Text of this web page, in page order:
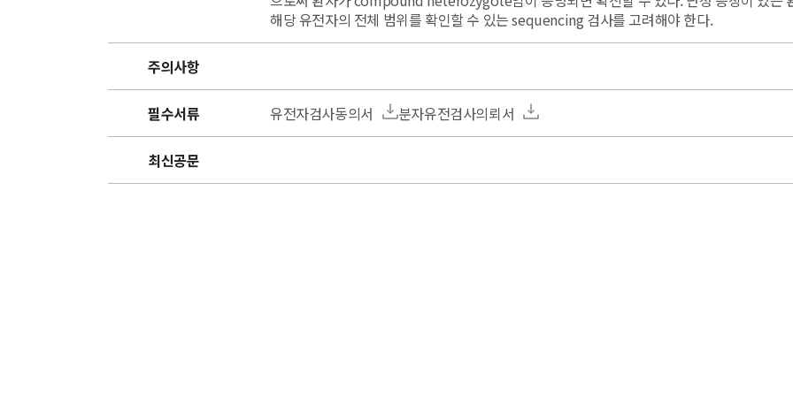
해당 유전자의 전체 범위를 확인할 수 있는 sequencing 검사를 고려해야 한다.
주의사항
필수서류 유전자검사동의서 분자유전검사의뢰서
최신공문